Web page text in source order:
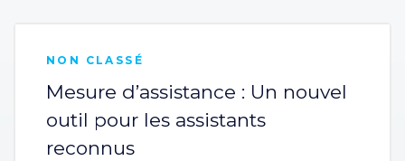
NON CLASSÉ
Mesure d’assistance : Un nouvel
outil pour les assistants
reconnus